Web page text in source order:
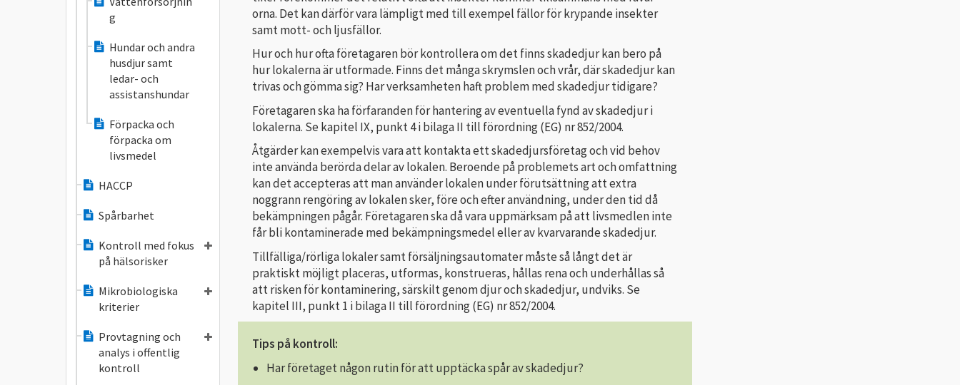
g
Hundar och andra
husdjur samt
ledar- och
assistanshundar
Förpacka och
förpacka om
livsmedel
HACCP
Spårbarhet
Kontroll med fokus
på hälsorisker
Mikrobiologiska
kriterier
Provtagning och
analys i offentlig
kontroll
orna. Det kan därför vara lämpligt med till exempel fällor för krypande insekter
samt mott- och ljusfällor.
Hur och hur ofta företagaren bör kontrollera om det finns skadedjur kan bero på
hur loka­lerna är utformade. Finns det många skrymslen och vrår, där skadedjur kan
trivas och gömma sig? Har verksamheten haft problem med skadedjur tidigare?
Företagaren ska ha förfaranden för hantering av eventuella fynd av skadedjur i
lokalerna. Se kapitel IX, punkt 4 i bilaga II till förordning (EG) nr 852/2004.
Åtgärder kan exempelvis vara att kontakta ett skadedjursföretag och vid behov
inte använda berörda delar av lokalen. Beroende på problemets art och omfattning
kan det accepteras att man använder lokalen under förutsättning att extra
noggrann rengöring av lokalen sker, före och efter användning, under den tid då
bekämpningen pågår. Företagaren ska då vara uppmärksam på att livsmed­len inte
får bli kontaminerade med bekämpningsmedel eller av kvarvarande skadedjur.
Tillfälliga/rörliga lokaler samt försäljningsautomater måste så långt det är
praktiskt möjligt placeras, utformas, konstrueras, hållas rena och underhållas så
att risken för kontaminering, särskilt genom djur och skadedjur, undviks. Se
kapitel III, punkt 1 i bilaga II till förordning (EG) nr 852/2004.
Tips på kontroll:
Har företaget någon rutin för att upptäcka spår av skadedjur?